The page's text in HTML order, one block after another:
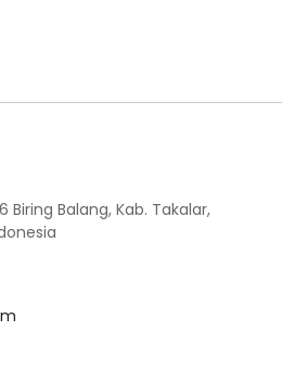
Biring Balang, Kab. Takalar,